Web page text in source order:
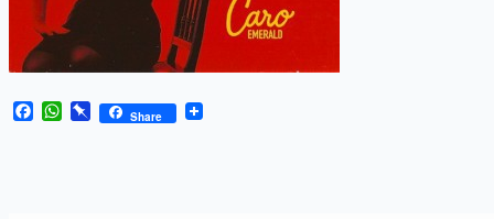
Facebook
WhatsApp
Pinboard
Share